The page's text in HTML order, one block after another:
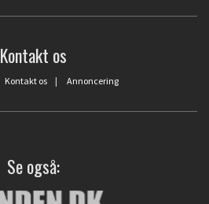
Kontakt os
Kontakt os | Annoncering
Se også: